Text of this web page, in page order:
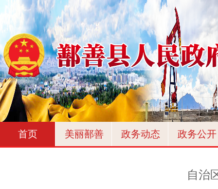
首页 美丽鄯善 政务动态 政务公开
自治